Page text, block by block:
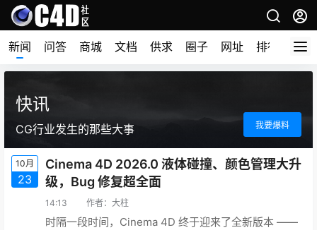
新闻 问答 商城 文档 供求 圈子 网址 排行榜
快讯
CG行业发生的那些大事 我要爆料
10月
23
Cinema 4D 2026.0 液体碰撞、颜色管理大升
级，Bug 修复超全面
14:13 作者： 大柱
时隔一段时间，Cinema 4D 终于迎来了全新版本 ——